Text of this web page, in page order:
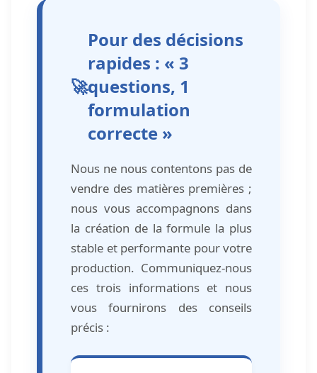
🚀
Pour des décisions
rapides : « 3
questions, 1
formulation
correcte »
Nous ne nous contentons pas de
vendre des matières premières ;
nous vous accompagnons dans
la création de la formule la plus
stable et performante pour votre
production. Communiquez-nous
ces trois informations et nous
vous fournirons des conseils
précis :